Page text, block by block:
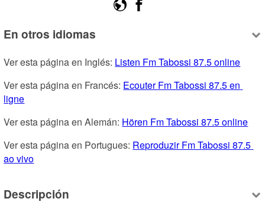
En otros idiomas
Ver esta página en Inglés: Listen Fm Tabossi 87.5 online
Ver esta página en Francés: Ecouter Fm Tabossi 87.5 en
ligne
Ver esta página en Alemán: Hören Fm Tabossi 87.5 online
Ver esta página en Portugues: Reproduzir Fm Tabossi 87.5
ao vivo
Descripción